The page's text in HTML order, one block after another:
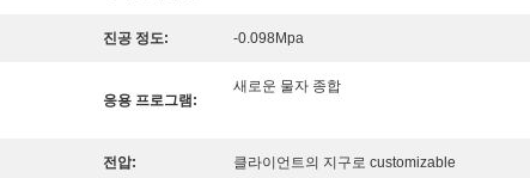
진공 정도: -0.098Mpa
응용 프로그램:
새로운 물자 종합
전압: 클라이언트의 지구로 customizable